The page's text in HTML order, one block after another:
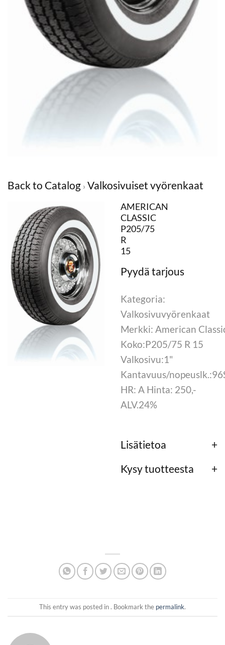
Back to Catalog Valkosivuiset vyörenkaat
AMERICAN
CLASSIC
P205/75
R
15
Kategoria:
Valkosivuvyörenkaat
Merkki: American
Koko:P205/75 R 15
Valkosivu:1"
Kantavuus/
HR: A Hinta: 250,-
ALV.24%
Lisätietoa
Kysy tuotteesta
This entry was posted in . Bookmark the permalink.